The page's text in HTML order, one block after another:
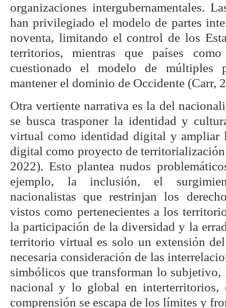
organizaciones intergubernamentales.
han privilegiado el modelo de partes
noventa, limitando el control de los
territorios, mientras que países
cuestionado el modelo de múltiples
mantener el dominio de Occidente (Carr,
Otra vertiente narrativa es la del
se busca trasponer la identidad y
virtual como identidad digital y ampliar
digital como proyecto de
2022). Esto plantea nudos
ejemplo, la inclusión, el
nacionalistas que restrinjan los
vistos como pertenecientes a los
la participación de la diversidad y la
territorio virtual es solo un extensión
necesaria consideración de las
simbólicos que transforman lo
nacional y lo global en interterritorios,
comprensión se escapa de los límites y